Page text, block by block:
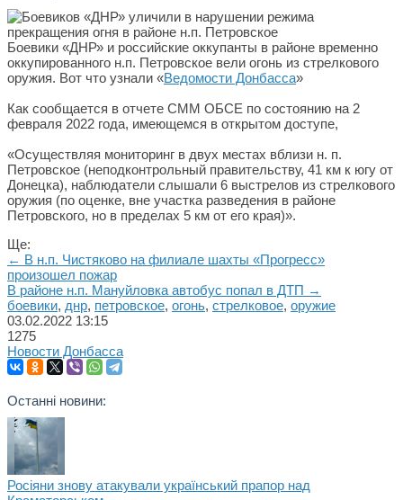
Боевики «ДНР» и российские оккупанты в районе временно
оккупированного н.п. Петровское вели огонь из стрелкового
оружия. Вот что узнали «Ведомости Донбасса»
Как сообщается в отчете СММ ОБСЕ по состоянию на 2
февраля 2022 года, имеющемся в открытом доступе,
«Осуществляя мониторинг в двух местах вблизи н. п.
Петровское (неподконтрольный правительству, 41 км к югу от
Донецка), наблюдатели слышали 6 выстрелов из стрелкового
оружия (по оценке, вне участка разведения в районе
Петровского, но в пределах 5 км от его края)».
Ще:
← В н.п. Чистяково на филиале шахты «Прогресс»
произошел пожар
В районе н.п. Мануйловка автобус попал в ДТП →
боевики, днр, петровское, огонь, стрелковое, оружие
03.02.2022 13:15
1275
Новости Донбасса
Останні новини:
Росіяни знову атакували український прапор над